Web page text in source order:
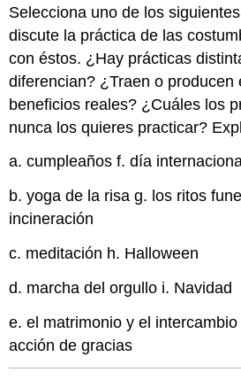
Selecciona uno de los
discute la práctica de las
con éstos. ¿Hay prácticas
diferencian? ¿Traen o producen
beneficios reales? ¿Cuáles los
nunca los quieres practicar?
a. cumpleaños f. día
b. yoga de la risa g. los ritos
incineración
c. meditación h. Halloween
d. marcha del orgullo i. Navidad
e. el matrimonio y el
acción de gracias